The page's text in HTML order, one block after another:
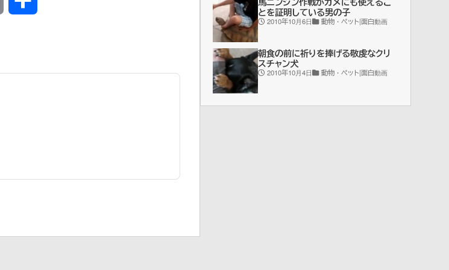
とを証明している男の子
2010年10月6日 動物・ペット|面白動画
朝食の前に祈りを捧げる敬虔なクリ
スチャン犬
2010年10月4日 動物・ペット|面白動画